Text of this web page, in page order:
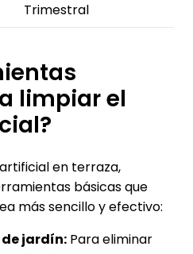
Trimestral
limpiar el
en terraza,
básicas que
más sencillo y efectivo:
de jardín: Para eliminar